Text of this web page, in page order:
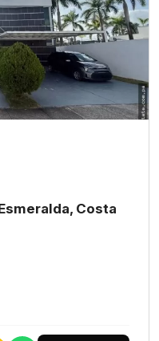
Costa